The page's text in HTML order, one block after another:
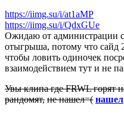
https://iimg.su/i/at1aMP
https://iimg.su/i/QdxGUe
Ожидаю от администрации
отыгрыша, потому что сайд
чтобы ловить одиночек
взаимодействием тут и не
Увы клипа где FRWL
рандомят, не нашел=( нашел